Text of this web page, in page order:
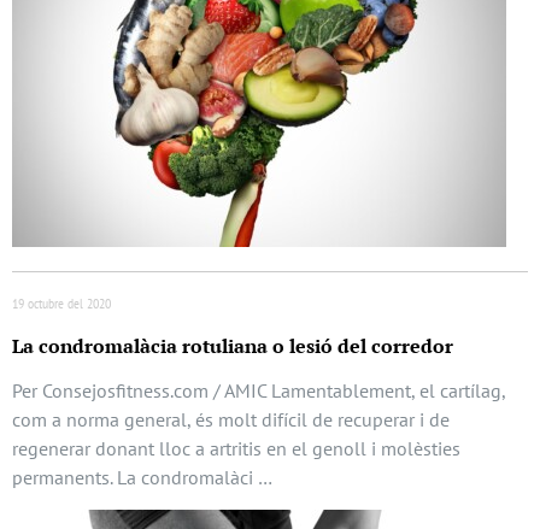
19 octubre del 2020
La condromalàcia rotuliana o lesió del corredor
Per Consejosfitness.com / AMIC Lamentablement, el cartílag,
com a norma general, és molt difícil de recuperar i de
regenerar donant lloc a artritis en el genoll i molèsties
permanents. La condromalàci …